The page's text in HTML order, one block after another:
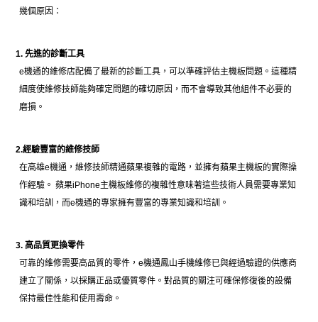
幾個原因：
1. 先進的診斷工具
e機通的維修店配備了最新的診斷工具，可以準確評估主機板問題。這種精
細度使維修技師能夠確定問題的確切原因，而不會導致其他組件不必要的
磨損。
2.經驗豐富的維修技師
在高雄e機通，維修技師精通蘋果複雜的電路，並擁有蘋果主機板的實際操
作經驗。 蘋果iPhone主機板維修的複雜性意味著這些技術人員需要專業知
識和培訓，而e機通的專家擁有豐富的專業知識和培訓。
3. 高品質更換零件
可靠的維修需要高品質的零件，e機通鳳山手機維修已與經過驗證的供應商
建立了關係，以採購正品或優質零件。對品質的關注可確保修復後的設備
保持最佳性能和使用壽命。